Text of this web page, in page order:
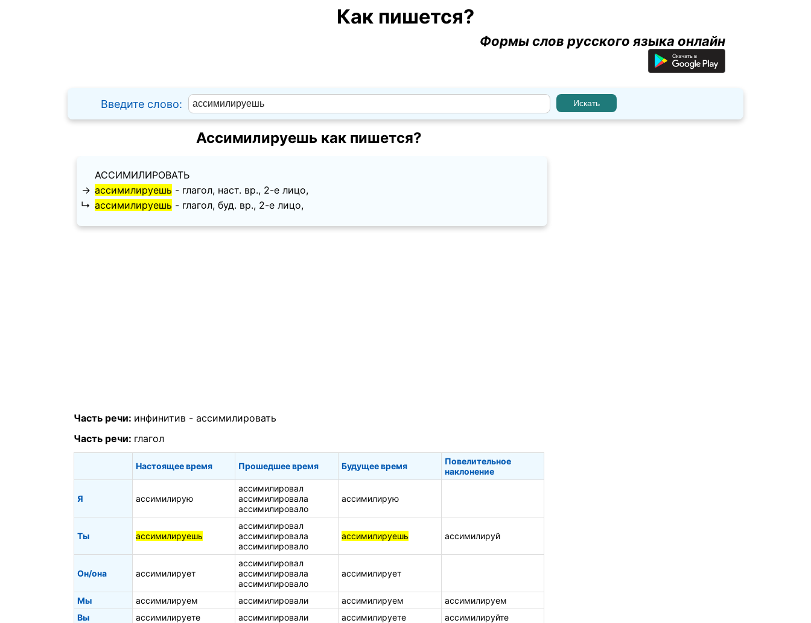
Как пишется?
Формы слов русского языка онлайн
Введите слово:
Ассимилируешь как пишется?
АССИМИЛИРОВАТЬ
→ ассимилируешь - глагол, наст. вр., 2-е лицо,
↳ ассимилируешь - глагол, буд. вр., 2-е лицо,
Часть речи: инфинитив - ассимилировать
Часть речи: глагол
Настоящее время Прошедшее время Будущее время
Повелительное
наклонение
Я ассимилирую
ассимилировал
ассимилировала
ассимилировало
ассимилирую
Ты ассимилируешь
ассимилировал
ассимилировала
ассимилировало
ассимилируешь ассимилируй
Он/она ассимилирует
ассимилировал
ассимилировала
ассимилировало
ассимилирует
Мы ассимилируем ассимилировали ассимилируем
ассимилируем
Вы
ассимилируете ассимилировали ассимилируете
ассимилируйте